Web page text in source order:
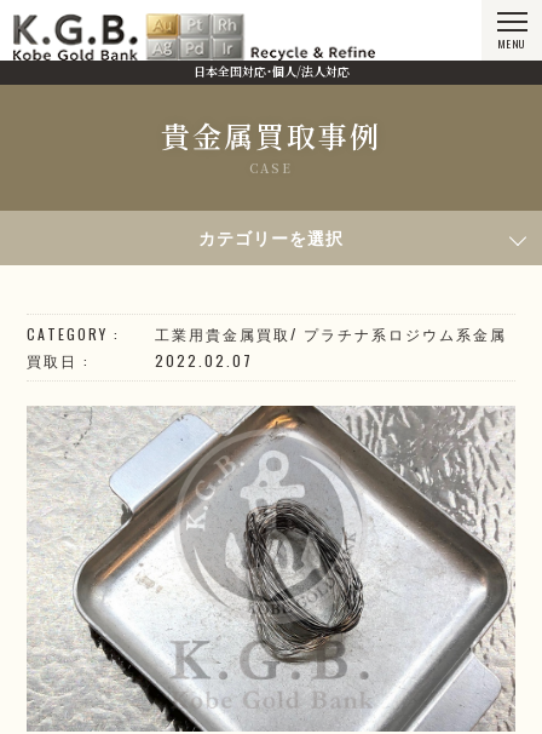
日本全国対応・個人/法人対応
MENU
貴金属買取事例
CASE
2022年2月7日買取／R熱電対
カテゴリーを選択
CATEGORY 工業用貴金属買取/ プラチナ系 ロジウム系金属
買取日
2022.02.07